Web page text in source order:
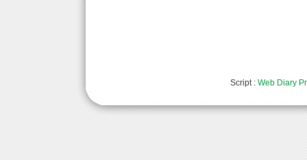
Script : Web Diary